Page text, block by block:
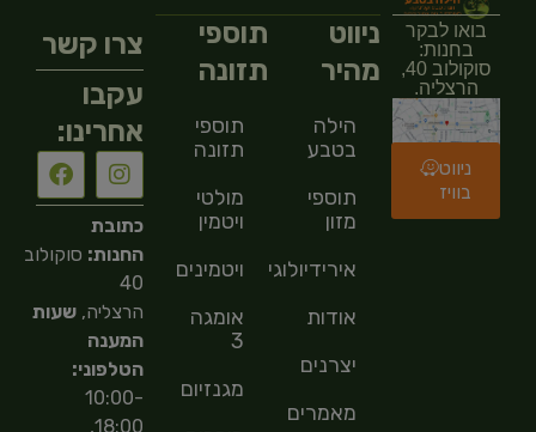
בואו לבקר
בחנות:
סוקולוב 40,
הרצליה.
ניווט
בוויז
ניווט
מהיר
הילה
בטבע
תוספי
מזון
אירידיולוגיה
אודות
יצרנים
מאמרים
תוספי
תזונה
תוספי
תזונה
מולטי
ויטמין
ויטמינים
אומגה
3
מגנזיום
צרו קשר
עקבו
אחרינו:
כתובת
החנות: סוקולוב
40
הרצליה,שעות
המענה
הטלפוני:
10:00-
18:00,